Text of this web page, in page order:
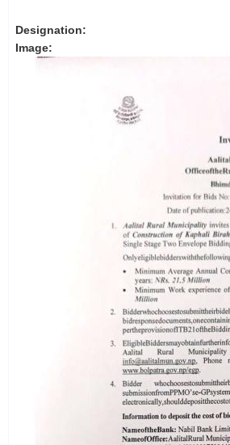
Designation:
Image: